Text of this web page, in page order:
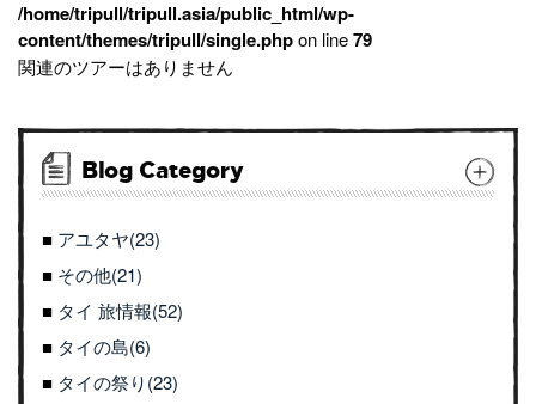
/home/tripull/tripull.asia/public_html/wp-
content/themes/tripull/single.phpon line79
関連のツアーはありません
Blog Category
アユタヤ(23)
その他(21)
タイ 旅情報(52)
タイの島(6)
タイの祭り(23)